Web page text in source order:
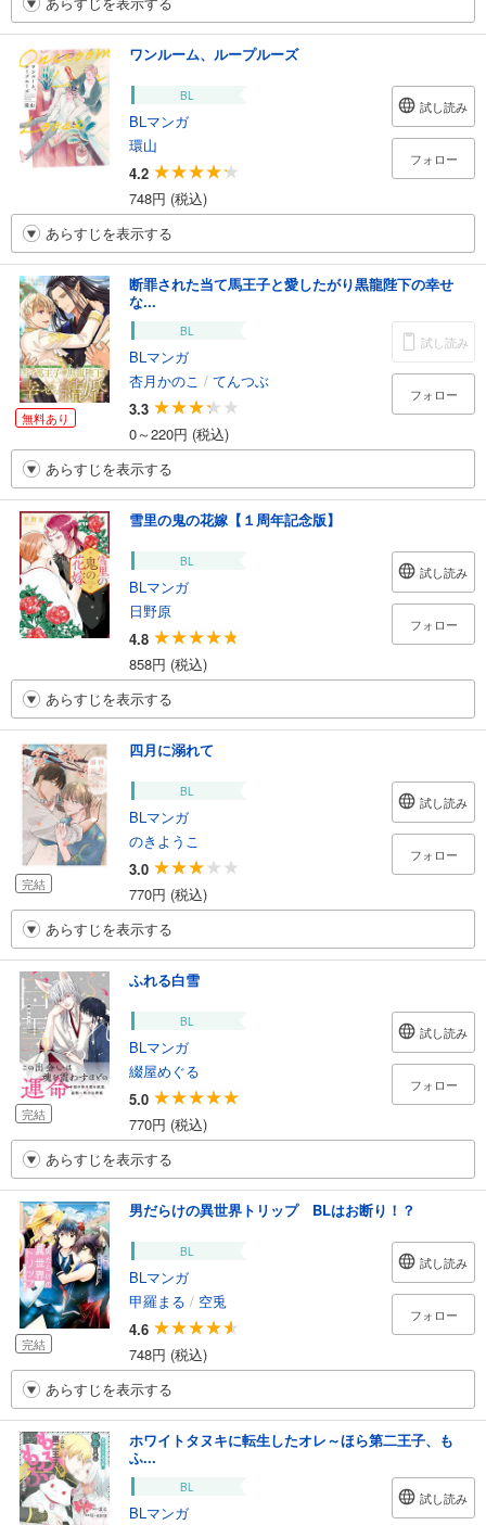
ワンルーム、ループルーズ
BL
BLマンガ
環山
4.2
748円 (税込)
試し読み
フォロー
あらすじを表示する
無料あり
断罪された当て馬王子と愛したがり黒龍陛下の幸せ
な...
BL
BLマンガ
杏月かのこ / てんつぶ
3.3
0～220円 (税込)
試し読み
フォロー
あらすじを表示する
雪里の鬼の花嫁【１周年記念版】
BL
BLマンガ
日野原
4.8
858円 (税込)
試し読み
フォロー
あらすじを表示する
完結
四月に溺れて
BL
BLマンガ
のきようこ
3.0
770円 (税込)
試し読み
フォロー
あらすじを表示する
完結
ふれる白雪
BL
BLマンガ
綴屋めぐる
5.0
770円 (税込)
試し読み
フォロー
あらすじを表示する
完結
男だらけの異世界トリップ BLはお断り！？
BL
BLマンガ
甲羅まる / 空兎
4.6
748円 (税込)
試し読み
フォロー
あらすじを表示する
ホワイトタヌキに転生したオレ～ほら第二王子、も
ふ...
BL
BLマンガ
試し読み